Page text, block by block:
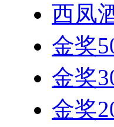
西凤
金奖
金奖
金奖